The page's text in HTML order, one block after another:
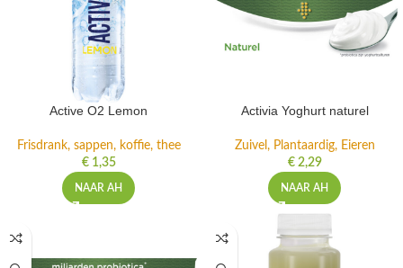
Active O2 Lemon
Frisdrank, sappen, koffie, thee
€1,35
NAAR AH
Activia Yoghurt naturel
Zuivel, Plantaardig, Eieren
€2,29
NAAR AH